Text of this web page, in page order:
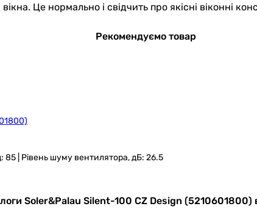
Це нормально і свідчить про якісні віконні
Рекомендуємо товар
85 | Рівень шуму вентилятора, дБ: 26.5
Soler&Palau Silent-100 CZ Design (5210601800)